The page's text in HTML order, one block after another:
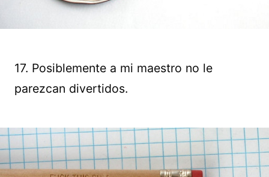
17. Posiblemente a mi maestro no le
parezcan divertidos.